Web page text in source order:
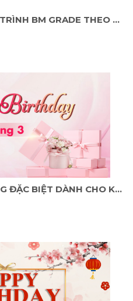
THÔNG BÁO VỀ CHƯƠNG TRÌNH BM GRADE THEO QUÝ_NĂM 2026
CHƯƠNG TRÌNH QUÀ TẶNG ĐẶC BIỆT DÀNH CHO KHÁCH HÀNG SINH NHẬT THÁNG 03/2026